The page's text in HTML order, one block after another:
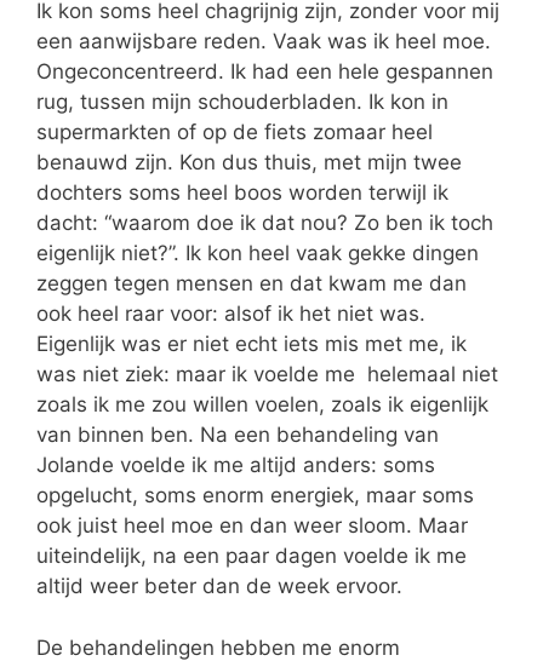
Ik kon soms heel chagrijnig zijn, zonder voor mij
een aanwijsbare reden. Vaak was ik heel moe.
Ongeconcentreerd. Ik had een hele gespannen
rug, tussen mijn schouderbladen. Ik kon in
supermarkten of op de fiets zomaar heel
benauwd zijn. Kon dus thuis, met mijn twee
dochters soms heel boos worden terwijl ik
dacht: “waarom doe ik dat nou? Zo ben ik toch
eigenlijk niet?”. Ik kon heel vaak gekke dingen
zeggen tegen mensen en dat kwam me dan
ook heel raar voor: alsof ik het niet was.
Eigenlijk was er niet echt iets mis met me, ik
was niet ziek: maar ik voelde me helemaal niet
zoals ik me zou willen voelen, zoals ik eigenlijk
van binnen ben. Na een behandeling van
Jolande voelde ik me altijd anders: soms
opgelucht, soms enorm energiek, maar soms
ook juist heel moe en dan weer sloom. Maar
uiteindelijk, na een paar dagen voelde ik me
altijd weer beter dan de week ervoor.
De behandelingen hebben me enorm